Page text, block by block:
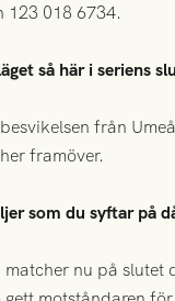
123 018 6734.
så här i seriens
från
framöver.
som du syftar på
matcher nu på